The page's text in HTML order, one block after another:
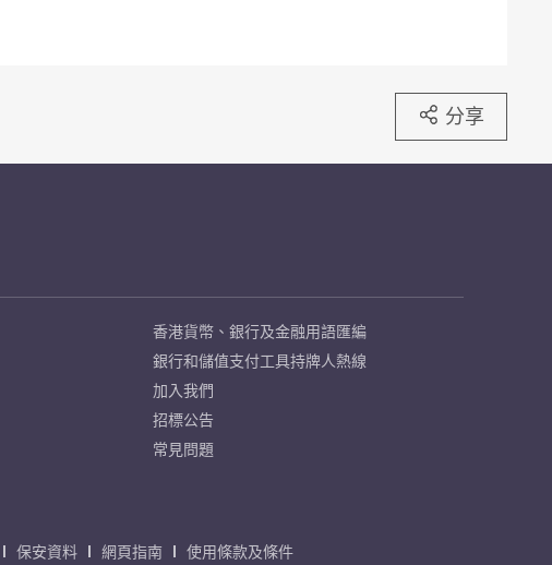
分享
香港貨幣、銀行及金融用語匯編
銀行和儲值支付工具持牌人熱線
加入我們
招標公告
常見問題
保安資料 網頁指南 使用條款及條件